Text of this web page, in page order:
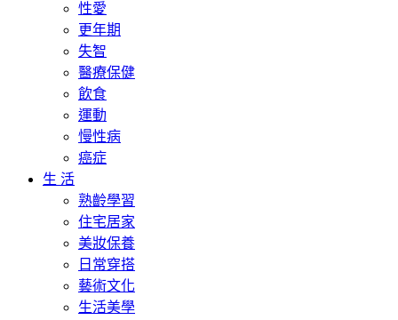
性愛
更年期
失智
醫療保健
飲食
運動
慢性病
癌症
生 活
熟齡學習
住宅居家
美妝保養
日常穿搭
藝術文化
生活美學